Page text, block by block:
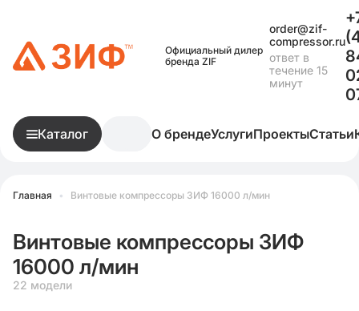
Официальный дилер
бренда ZIF
order@zif-
compressor.ru
ответ в
течение 15
минут
Каталог О брендеУслугиПроектыСтатьи
Главная • Винтовые компрессоры ЗИФ 16000 л/мин
Винтовые компрессоры ЗИФ
16000 л/мин
22 модели